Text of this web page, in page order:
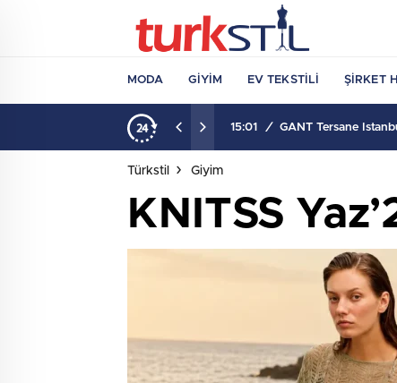
MODA GIYIM EV TEKSTILI ŞIRKET
15:01 / GANT Tersane
Türkstil Giyim
KNITSS